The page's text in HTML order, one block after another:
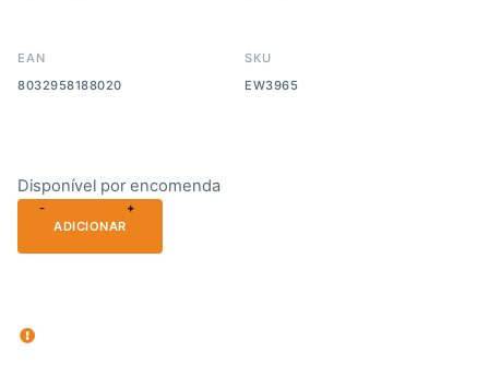
EAN
8032958188020
SKU
EW3965
Disponível por encomenda
-
+
ADICIONAR